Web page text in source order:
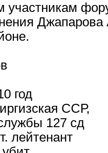
Джапарова
год
ССР,
127 сд
лейтенант